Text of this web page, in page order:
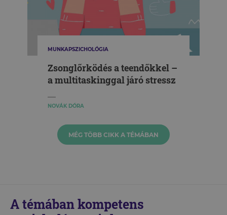
MUNKAPSZICHOLÓGIA
Zsonglőrködés a teendőkkel –
a multitaskinggal járó stressz
NOVÁK DÓRA
MÉG TÖBB CIKK A TÉMÁBAN
A témában kompetens